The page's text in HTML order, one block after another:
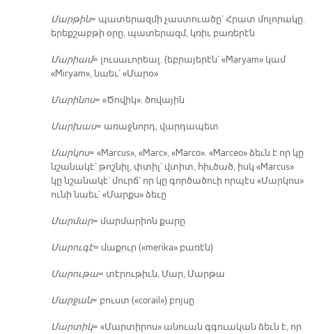
Մար­թին= պա­տե­րազ­մի չաս­տուա­ծը՝ Հրատ մո­լո­րա­կը.
ե­րեք­շաբ­թի օ­րը, պա­տե­րազմ, կռիւ բա­ռե­րէն
Մա­րիամ= լու­սա­ւո­րեալ. (եբ­րա­յե­րէն՝ «Maryam» կամ
«Miryam», նաեւ՝ «Մա­րօ»
Մա­րի­նոս= «Ծո­վիկ». ծո­վա­յին
Մար­խաս= ա­ռաջ­նորդ, վար­դա­պետ
Մար­կոս= «Marcus», «Marc», «Marco». «Marceo» ձեւն է որ կը
նշա­նա­կէ՝ թոշ­նիլ, փտիլ՝ վտիտ, հիւ­ծած, իսկ «Marcus»
կը նշա­նա­կէ՝ մուրճ՝ որ կը գոր­ծա­ծուի որ­պէս «Մար­կոս»
ու­նի նաեւ՝ «Մարքս» ձե­ւը
Մար­մար= մար­մա­րիոն քա­րը
Մա­րու­գէ= մա­քուր («merika» բա­ռէն)
Մա­րու­թա= տէ­րու­թիւն, Մար, Մար­թա
Մար­ջան= բուստ («corail») բոյ­սը
Մար­տիկ= «Մար­տի­րոս» ա­նուան գգուա­կան ձեւն է, որ